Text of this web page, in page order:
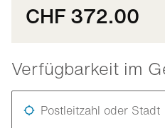
CHF 372.00
Verfügbarkeit im
Postleitzahl oder Stadt